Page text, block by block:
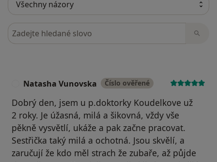
Hledejte v názorech
Natasha Vunovska Číslo ověřené
Dobrý den, jsem u p.doktorky Koudelkove už
2 roky. Je úžasná, milá a šikovná, vždy vše
pěkně vysvětlí, ukáže a pak začne pracovat.
Sestřička taký milá a ochotná. Jsou skvělí, a
zaručují že kdo měl strach že zubaře, až půjde